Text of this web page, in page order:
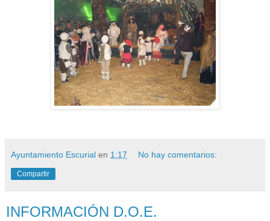
Ayuntamiento Escurial en 1:17 No hay comentarios:
Compartir
INFORMACIÓN D.O.E.